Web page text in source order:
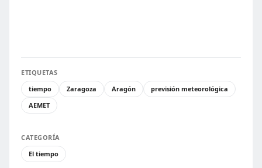
ETIQUETAS
tiempo
Zaragoza Aragón
previsión meteorológica
AEMET
CATEGORÍA
El tiempo